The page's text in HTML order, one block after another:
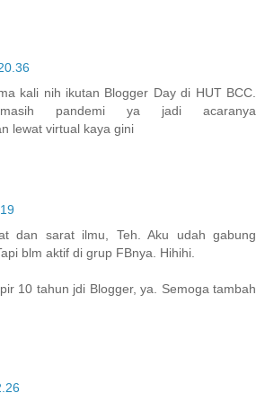
kali nih ikutan Blogger Day di HUT BCC.
masih pandemi ya jadi acaranya
lewat virtual kaya gini
dan sarat ilmu, Teh. Aku udah gabung
blm aktif di grup FBnya. Hihihi.
10 tahun jdi Blogger, ya. Semoga tambah